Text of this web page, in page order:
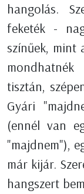
hangolás.
feketék -
színűek, mint
tisztán,
Gyári
(ennél van
"majdnem"),
már kijár.
hangszert